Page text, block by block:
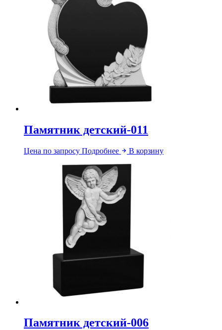
Памятник детский-011
Цена по запросу Подробнее В корзину
Памятник детский-006